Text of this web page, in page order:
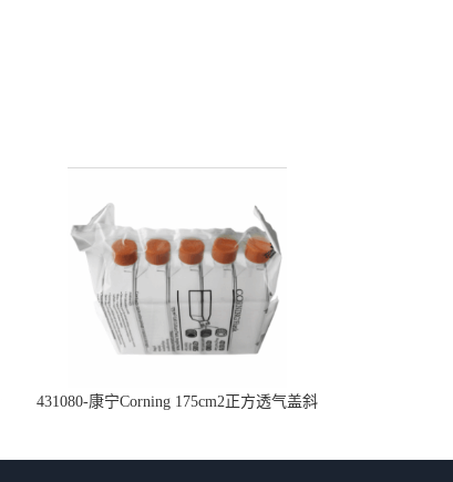
431080-康宁Corning 175cm2正方透气盖斜